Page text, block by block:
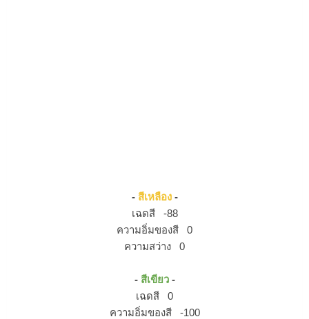
- สีเหลือง-
เฉดสี -88
ความอิ่มของสี 0
ความสว่าง 0
- สีเขียว-
เฉดสี 0
ความอิ่มของสี -100